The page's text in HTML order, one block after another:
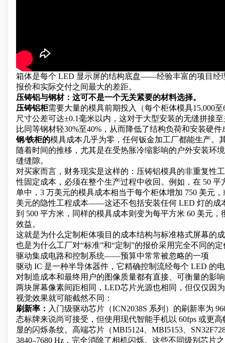
箱体是每个 LED 显示屏的结构底盘——经验丰富的项目经
报价和实际交付之间最大的差距。
压铸铝与钢材：这可不是一个无关紧要的材料选择。
压铸铝柜需要大量的模具前期投入（每个柜体模具15,000至
尺寸公差可达±0.1毫米以内，这对于大型安装的无缝拼接
比同等钢材轻30%至40%，从而降低了结构负荷和安装硬件
钢/铁柜的模具成本几乎为零，任何钣金加工厂都能生产。
随着时间的推移，尤其是在受热胀冷缩影响的户外安装环
缝缝隙。
对买家而言，财务现实是这样的：压铸铝模具的非重复性
性固定成本，必须在整个生产过程中收回。例如，在 50 平
单中，3 万美元的模具成本相当于每个柜体增加 750 美元
美元的隐性工程成本——这还不包括安装任何 LED 灯的成
到 500 平方米，同样的模具成本则变为每平方米 60 美元，
效益。
这就是为什么定制柜体项目的成本结构与标准格式屏幕
也是为什么工厂对“标准”和“定制”的报价采用完全不同的
驱动集成电路和控制系统——预算中常常被忽略的一项
驱动 IC 是一种半导体器件，它精确控制流经每个 LED
对制造成本和最终用户的图像质量都有直接、可衡量的影
两块屏幕像素间距相同，LED芯片光源也相同，但仅仅因
视觉效果就可能截然不同：
刷新率： 入门级驱动芯片（ICN2038S 系列）的刷新率为
态标牌来说尚可接受，但使用现代智能手机以 60fps 或更
显的闪烁条纹。高端芯片（MBI5124、MBI5153、
3840–7680 Hz，完全消除了相机闪烁。这些不同级别芯片